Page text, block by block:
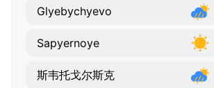
Glyebychyevo
Sapyernoye
斯韦托戈尔斯克